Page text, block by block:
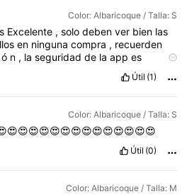
Color: Albaricoque / Talla: S
Excelente ,solodebenver bien las
en ningunacompra , recuerden
ó n , laseguridadde laappes
Útil (1)
Color: Albaricoque / Talla: S
Útil (0)
Color: Albaricoque / Talla: M